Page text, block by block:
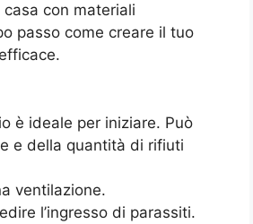
con materiali
passo come creare il tuo
è ideale per iniziare. Può
e della quantità di rifiuti
ventilazione.
l’ingresso di parassiti.